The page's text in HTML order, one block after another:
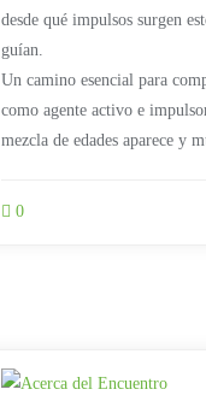
desde qué impulsos surgen
guían.
Un camino esencial para
como agente activo e
mezcla de edades aparece y
0